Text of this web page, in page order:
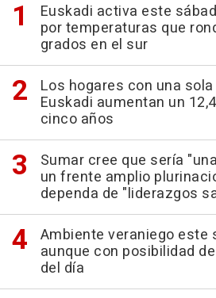
Euskadi activa este
por temperaturas que
grados en el sur
Los hogares con una
Euskadi aumentan un
cinco años
Sumar cree que sería
un frente amplio
dependa de "liderazgos
Ambiente veraniego este
aunque con posibilidad
del día